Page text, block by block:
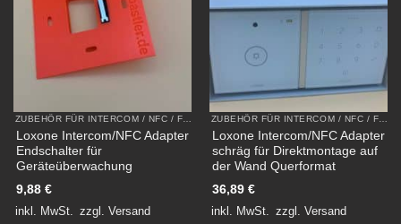
ZUBEHÖR FÜR INTERCOM / NFC / FLEX AUS KUNSTSTOFF
Loxone Intercom/NFC Adapter
Endschalter für
Geräteüberwachung
9,88 €
inkl. MwSt.
zzgl. Versand
ZUBEHÖR FÜR INTERCOM / NFC / FLEX AUS KUNSTSTOFF
Loxone Intercom/NFC Adapter
schräg für Direktmontage auf
der Wand Querformat
36,89 €
inkl. MwSt.
zzgl. Versand